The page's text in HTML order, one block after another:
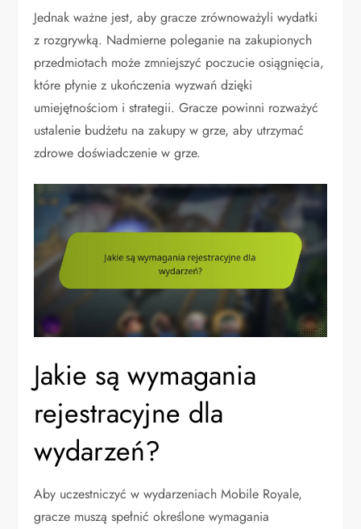
Jednak ważne jest, aby gracze zrównoważyli wydatki
z rozgrywką. Nadmierne poleganie na zakupionych
przedmiotach może zmniejszyć poczucie osiągnięcia,
które płynie z ukończenia wyzwań dzięki
umiejętnościom i strategii. Gracze powinni rozważyć
ustalenie budżetu na zakupy w grze, aby utrzymać
zdrowe doświadczenie w grze.
Jakie są wymagania
rejestracyjne dla
wydarzeń?
Aby uczestniczyć w wydarzeniach Mobile Royale,
gracze muszą spełnić określone wymagania